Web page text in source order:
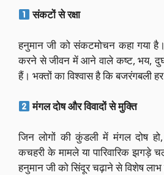
संकटों से रक्षा
हनुमान जी को संकटमोचन कहा गया
करने से जीवन में आने वाले कष्ट, भय,
हैं। भक्तों का विश्वास है कि बजरंगबली
मंगल दोष और विवादों से मुक्ति
जिन लोगों की कुंडली में मंगल दोष हो,
कचहरी के मामले या पारिवारिक झगड़े
हनुमान जी को सिंदूर चढ़ाने से विशेष लाभ